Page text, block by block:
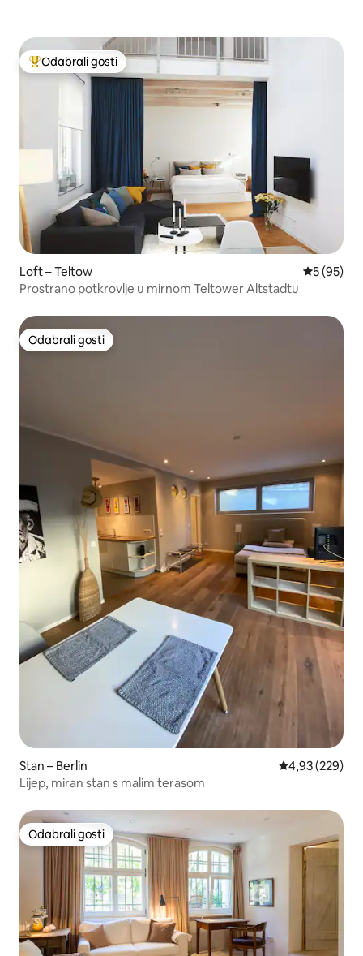
Među najviše rangiranima s oznakom „Odabrali gosti”
Odabrali gosti
Loft – Teltow Prosječna
5 (95)
Prostrano potkrovlje u mirnom Teltower Altstadtu
Odabrali gosti
Odabrali gosti
Stan – Berlin Prosječna
4,93 (229)
Lijep, miran stan s malim terasom
Odabrali gosti
Odabrali gosti